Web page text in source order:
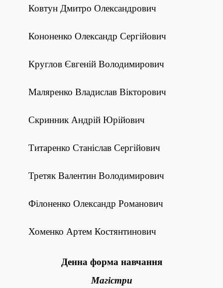
Ковтун Дмитро Олександрович
Кононенко Олександр Сергійович
Круглов Євгеній Володимирович
Маляренко Владислав Вікторович
Скринник Андрій Юрійович
Титаренко Станіслав Сергійович
Третяк Валентин Володимирович
Філоненко Олександр Романович
Хоменко Артем Костянтинович
Денна форма навчання
Магістри